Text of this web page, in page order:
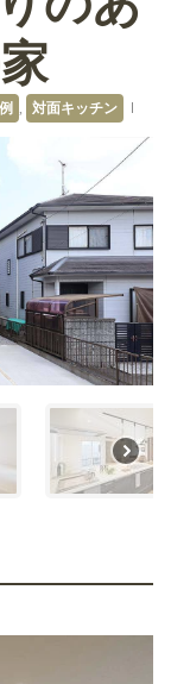
, 対面キッチン